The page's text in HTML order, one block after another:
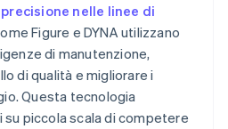
nelle linee di
Figure e DYNA utilizzano
di manutenzione,
di qualità e migliorare i
Questa tecnologia
piccola scala di competere